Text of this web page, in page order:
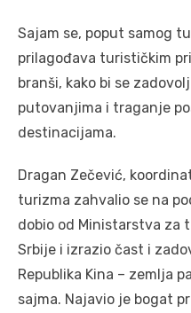
Sajam se, poput samog
prilagođava turističkim
branši, kako bi se
putovanjima i traganje
destinacijama.
Dragan Zečević,
turizma zahvalio se na
dobio od Ministarstva za
Srbije i izrazio čast i
Republika Kina – zemlja
sajma. Najavio je bogat